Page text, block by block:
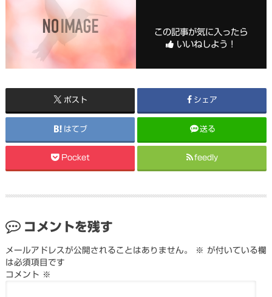
この記事が気に入ったら
いいねしよう！
ポスト シェア
はてブ 送る
Pocket feedly
コメントを残す
メールアドレスが公開されることはありません。 ※ が付いている欄
は必須項目です
コメント ※